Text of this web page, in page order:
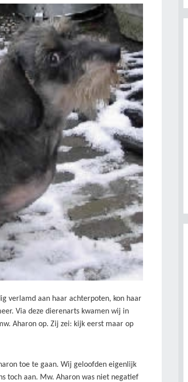
verlamd aan haar achterpoten, kon haar
Via deze dierenarts kwamen wij in
Aharon op. Zij zei: kijk eerst maar op
toe te gaan. Wij geloofden eigenlijk
toch aan. Mw. Aharon was niet negatief